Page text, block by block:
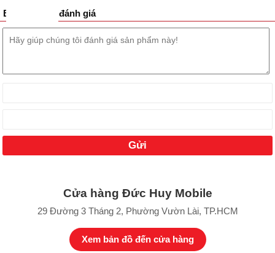
6.7 inch, camera chất lượng, hiệu năng mạnh mẽ từ chip A15
giữ nguyên, không có nhiều thay đổi so với iPhone 13. Tuy nhiên,
IP14 Plus mang đến nhiều lựa chọn màu sắc đa dạng hơn so với
Bình luận và đánh giá
Cửa hàng Đức Huy Mobile
29 Đường 3 Tháng 2, Phường Vườn Lài, TP.HCM
Xem bản đồ đến cửa hàng